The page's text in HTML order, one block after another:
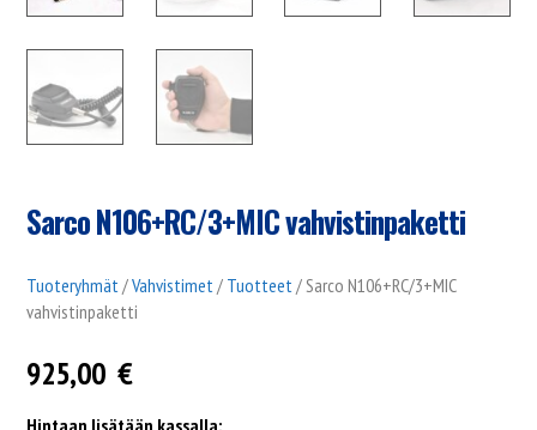
Sarco N106+RC/3+MIC vahvistinpaketti
Tuoteryhmät/Vahvistimet/ Tuotteet/ Sarco N106+RC/3+MIC
vahvistinpaketti
925,00 €